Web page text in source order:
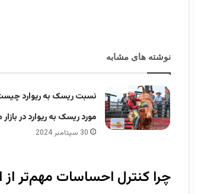
نوشته های مشابه
نسبت ریسک به ریوارد
مورد ریسک به ریوارد در
30 سپتامبر 2024
چرا کنترل احساسات مهم‌تر